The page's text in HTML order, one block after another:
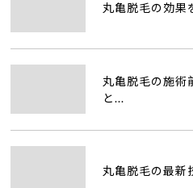
丸亀脱毛の効果
丸亀脱毛の施術
と...
丸亀脱毛の最新